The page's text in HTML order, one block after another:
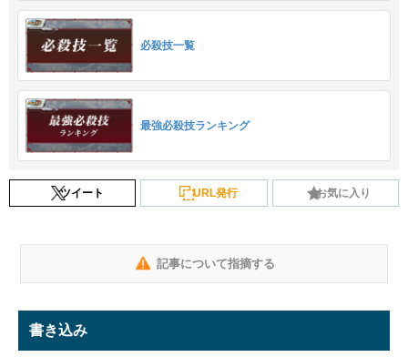
必殺技一覧
最強必殺技ランキング
ツイート URL発行 お気に入り
記事について指摘する
書き込み